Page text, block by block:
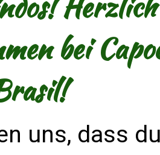
bei
uns, dass